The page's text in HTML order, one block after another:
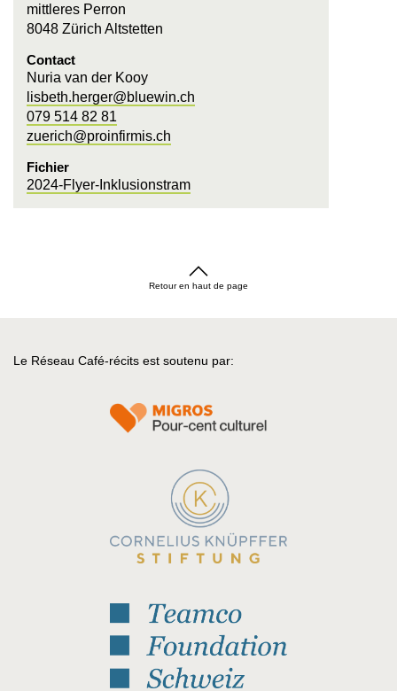
mittleres Perron
8048 Zürich Altstetten
Contact
Nuria van der Kooy
lisbeth.herger@bluewin.ch
079 514 82 81
zuerich@proinfirmis.ch
Fichier
2024-Flyer-Inklusionstram
Retour en haut de page
Le Réseau Café-récits est soutenu par: